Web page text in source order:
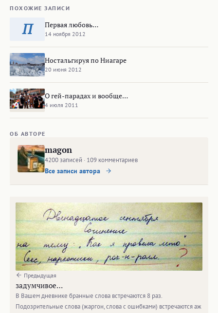
ПОХОЖИЕ ЗАПИСИ
П Первая любовь…
14 ноября 2012
Ностальгируя по Ниагаре
20 июня 2012
О гей-парадах и вообще…
4 июля 2011
ОБ АВТОРЕ
magon
4200 записей · 109 комментариев
Все записи автора
Предыдущая
задумчивое…
В Вашем дневнике бранные слова встречаются 8 раз.
Подозрительные слова (жаргон, слова с ошибками) встречаются аж